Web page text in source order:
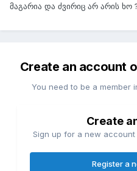
მაგარია და ძვირიც არ არის ხო
Create an account
You need to be a member
Create
Sign up for a new account
Register a